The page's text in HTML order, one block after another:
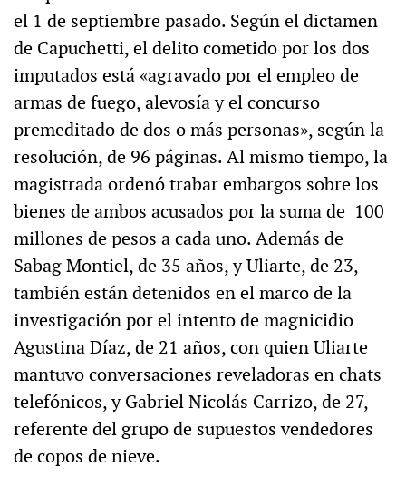
el 1 de septiembre pasado. Según el dictamen
de Capuchetti, el delito cometido por los dos
imputados está «agravado por el empleo de
armas de fuego, alevosía y el concurso
premeditado de dos o más personas», según la
resolución, de 96 páginas. Al mismo tiempo, la
magistrada ordenó trabar embargos sobre los
bienes de ambos acusados por la suma de 100
millones de pesos a cada uno. Además de
Sabag Montiel, de 35 años, y Uliarte, de 23,
también están detenidos en el marco de la
investigación por el intento de magnicidio
Agustina Díaz, de 21 años, con quien Uliarte
mantuvo conversaciones reveladoras en chats
telefónicos, y Gabriel Nicolás Carrizo, de 27,
referente del grupo de supuestos vendedores
de copos de nieve.